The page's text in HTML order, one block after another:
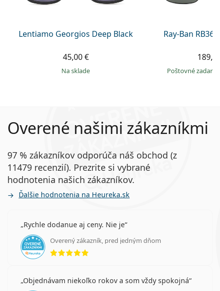
Lentiamo Georgios Deep Black
45,00 €
na sklade
Ray-Ban
Poštovné
Overené našimi zákazníkmi
97 % zákazníkov odporúča náš obchod (z
11479 recenzií). Prezrite si vybrané
hodnotenia našich zákazníkov.
Ďalšie hodnotenia na Heureka.sk
Rychle dodanue aj ceny. Nie je
Overený zákazník, pred jedným dňom
hodnotenie 5 z 5
Objednávam niekoľko rokov a som vždy spokojná